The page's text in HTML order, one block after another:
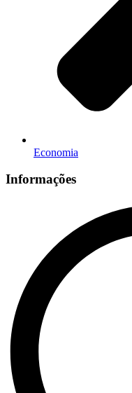
Economia
Informações